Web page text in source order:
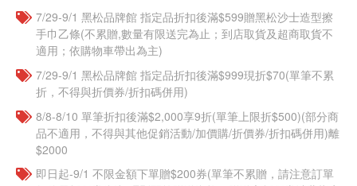
7/29-9/1 黑松品牌館 指定品折扣後滿$599贈黑松沙士造型擦
手巾乙條(不累贈,數量有限送完為止；到店取貨及超商取貨不
適用；依購物車帶出為主)
7/29-9/1 黑松品牌館 指定品折扣後滿$999現折$70(單筆不累
折，不得與折價券/折扣碼併用)
8/8-8/10 單筆折扣後滿$2,000享9折(單筆上限折$500)(部分商
品不適用，不得與其他促銷活動/加價購/折價券/折扣碼併用)離
$2000
即日起-9/1 不限金額下單贈$200券(單筆不累贈，請注意訂單